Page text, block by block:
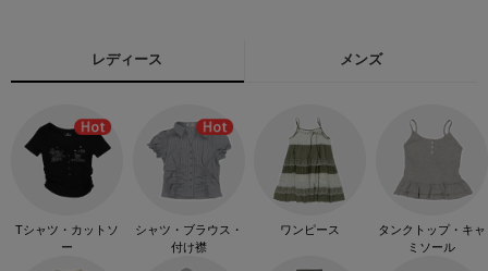
レディース メンズ
Tシャツ・カットソ
ー
シャツ・ブラウス・
付け襟
ワンピース
タンクトップ・キャ
ミソール